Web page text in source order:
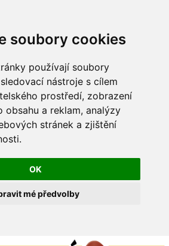
soubory cookies
používají soubory
nástroje s cílem
prostředí, zobrazení
obsahu a reklam, analýzy
stránek a zjištění
OK
mé předvolby